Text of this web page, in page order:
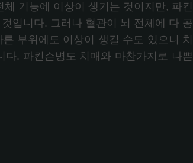
기능에 이상이 생기는 것이지만, 파킨
입니다. 그러나 혈관이 뇌 전체에 다 공
부위에도 이상이 생길 수도 있으니 치
. 파킨슨병도 치매와 마찬가지로 나쁜